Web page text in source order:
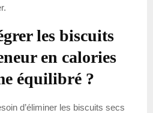
les biscuits
en calories
équilibré ?
d’éliminer les biscuits secs